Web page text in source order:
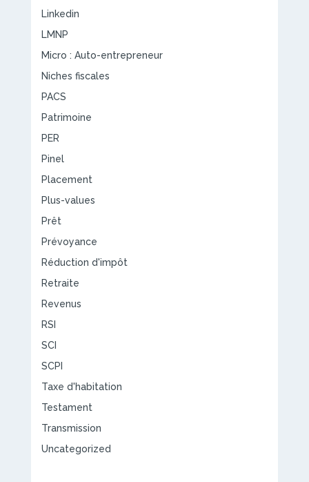
Linkedin
LMNP
Micro : Auto-entrepreneur
Niches fiscales
PACS
Patrimoine
PER
Pinel
Placement
Plus-values
Prêt
Prévoyance
Réduction d'impôt
Retraite
Revenus
RSI
SCI
SCPI
Taxe d'habitation
Testament
Transmission
Uncategorized